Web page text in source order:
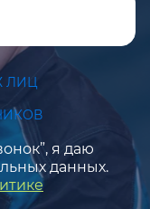
ЛИЦ
я даю
данных.